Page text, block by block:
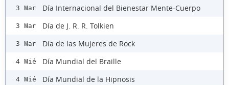
3 Mar Día Internacional del Bienestar Mente-Cuerpo
3 Mar Día de J. R. R. Tolkien
3 Mar Día de las Mujeres de Rock
4 Mié Día Mundial del Braille
4 Mié Día Mundial de la Hipnosis